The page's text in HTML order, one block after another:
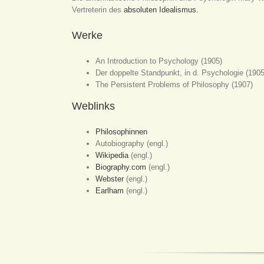
Vertreterin des absoluten Idealismus.
Werke
An Introduction to Psychology (1905)
Der doppelte Standpunkt, in d. Psychologie
The Persistent Problems of Philosophy (1907)
Weblinks
Philosophinnen
Autobiography (engl.)
Wikipedia (engl.)
Biography.com (engl.)
Webster (engl.)
Earlham (engl.)